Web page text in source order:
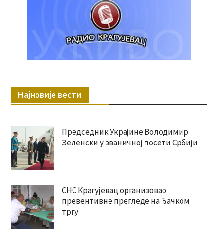
Најновије вести
Председник Украјине Володимир
Зеленски у званичној посети Србији
СНС Крагујевац организовао
превентивне прегледе на Ђачком
тргу